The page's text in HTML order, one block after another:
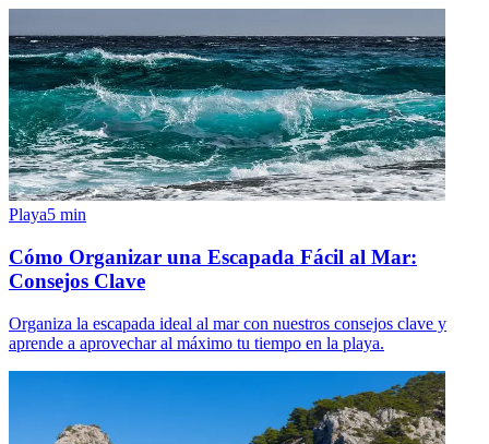
Playa5 min
Cómo Organizar una Escapada Fácil al Mar:
Consejos Clave
Organiza la escapada ideal al mar con nuestros consejos clave y
aprende a aprovechar al máximo tu tiempo en la playa.